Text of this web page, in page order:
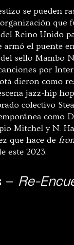
se pueden
que
Reino Unido
armó el puente
sello Mambo
por
dieron como
jazz-hip
colectivo
como
Mitchel y N.
que hace de
este 2023.
– Re-